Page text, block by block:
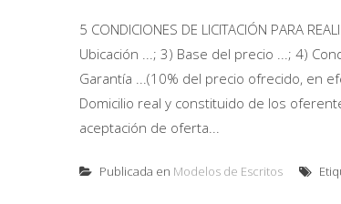
5 CONDICIONES DE LICITACIÓN PARA
Ubicación ...; 3) Base del precio ...; 4)
Garantía ...(10% del precio ofrecido, en
Domicilio real y constituido de los
aceptación de oferta...
Publicada en Modelos de Escritos